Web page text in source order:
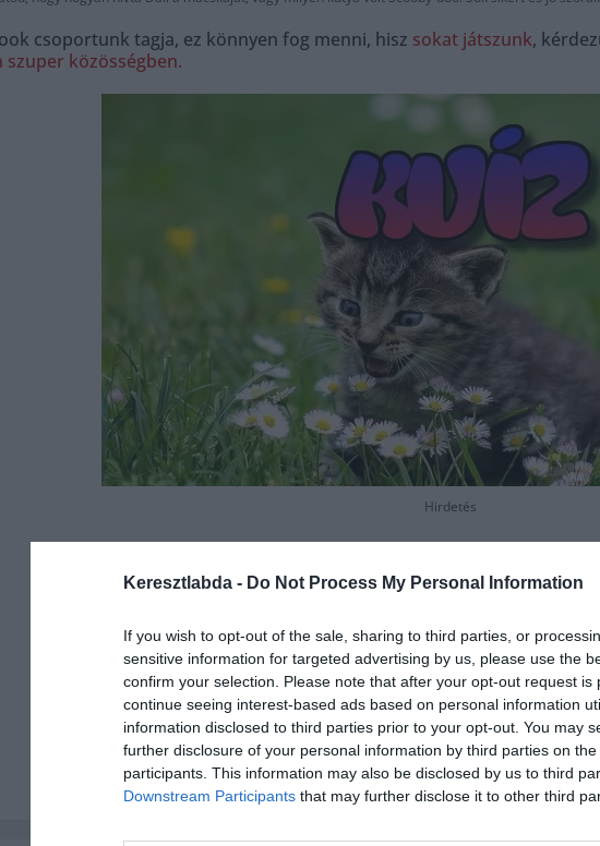
Keresztlabda - Do Not Process My Personal Information
If you wish to opt-out of the sale, sharing to third parties, or
sensitive information for targeted advertising by us, please use the
confirm your selection. Please note that after your opt-out request is
continue seeing interest-based ads based on personal information
information disclosed to third parties prior to your opt-out. You may
further disclosure of your personal information by third parties on the
participants. This information may also be disclosed by us to third
Downstream Participants that may further disclose it to other third
csoportunk tagja, ez könnyen fog menni, hisz sokat játszunk,
szuper közösségben.
Hirdetés